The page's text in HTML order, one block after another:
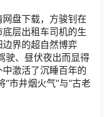
网盘下载，方骏钊在
底层出租车司机的生
界的超自然博弈
驶、昼伏夜出而显得
激活了沉睡百年的
市井烟火气”与“古老